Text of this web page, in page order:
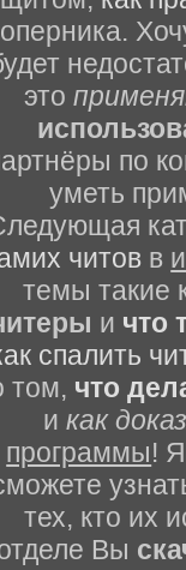
это
по
уметь
читов в
темы такие
и что
спалить
том, что
икак
программы!
тех, кто их
Вы